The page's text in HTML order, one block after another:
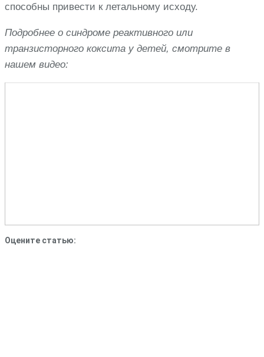
способны привести к летальному исходу.
Подробнее о синдроме реактивного или
транзисторного коксита у детей, смотрите в
нашем видео:
Оцените статью: